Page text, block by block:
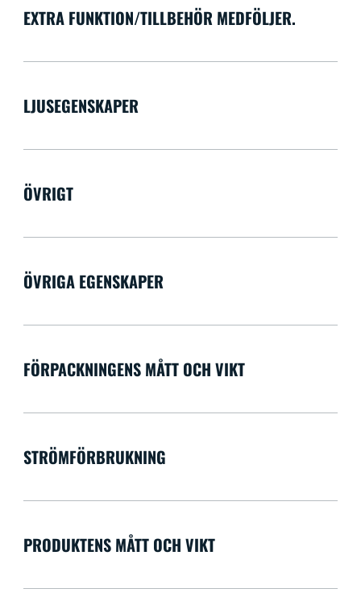
EXTRA FUNKTION/TILLBEHÖR MEDFÖLJER.
LJUSEGENSKAPER
ÖVRIGT
ÖVRIGA EGENSKAPER
FÖRPACKNINGENS MÅTT OCH VIKT
STRÖMFÖRBRUKNING
PRODUKTENS MÅTT OCH VIKT